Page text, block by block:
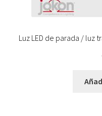
Luz LED de parada / luz